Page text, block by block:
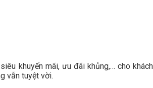
khuyến mãi, ưu đãi khủng,… cho
vẫn tuyệt vời.